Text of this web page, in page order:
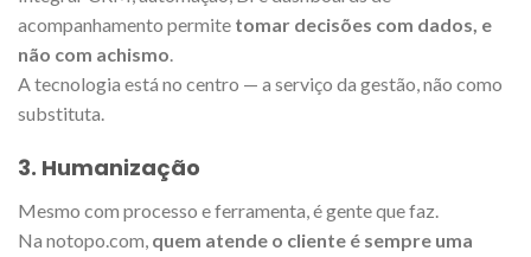
acompanhamento permite tomar decisões com dados, e
não com achismo
A tecnologia está no centro — a serviço da gestão, não como
substituta.
3. Humanização
Mesmo com processo e ferramenta, é gente que faz.
Na notopo.com, quem atende o cliente é sempre uma